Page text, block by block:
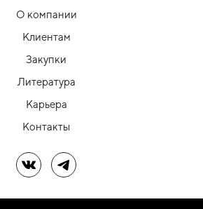
О компании
Клиентам
Закупки
Литература
Карьера
Контакты
Мы в ВКМы в Telegram